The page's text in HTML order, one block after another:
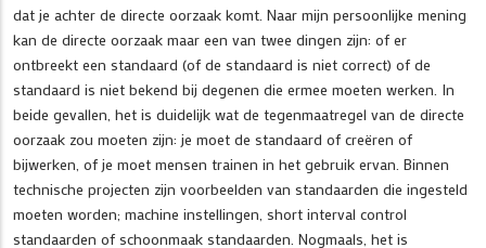
dat je achter de directe oorzaak komt. Naar mijn persoonlijke mening
kan de directe oorzaak maar een van twee dingen zijn: of er
ontbreekt een standaard (of de standaard is niet correct) of de
standaard is niet bekend bij degenen die ermee moeten werken. In
beide gevallen, het is duidelijk wat de tegenmaatregel van de directe
oorzaak zou moeten zijn: je moet de standaard of creëren of
bijwerken, of je moet mensen trainen in het gebruik ervan. Binnen
technische projecten zijn voorbeelden van standaarden die ingesteld
moeten worden; machine instellingen, short interval control
standaarden of schoonmaak standaarden. Nogmaals, het is